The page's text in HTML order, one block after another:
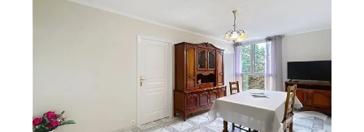
THIAIS 94
, 4 pièces
Appartement F4 à vendre
227 500 €